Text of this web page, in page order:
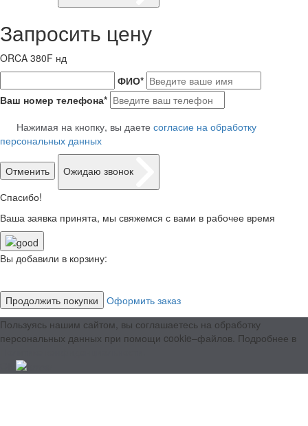
Запросить цену
ORCA 380F нд
ФИО*
Ваш номер телефона*
Нажимая на кнопку, вы даете согласие на обработку
персональных данных
Отменить
Ожидаю звонок
Спасибо!
Ваша заявка принята, мы свяжемся с вами в рабочее время
Вы добавили в корзину:
Продолжить покупки
Оформить заказ
Пользуясь нашим сайтом, вы соглашаетесь на обработку
персональных данных при помощи cookie–файлов. Подробнее в